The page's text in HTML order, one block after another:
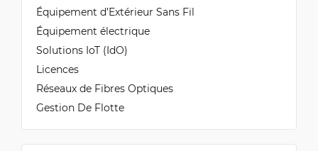
Équipement d’Extérieur Sans Fil
Équipement électrique
Solutions IoT (IdO)
Licences
Réseaux de Fibres Optiques
Gestion De Flotte